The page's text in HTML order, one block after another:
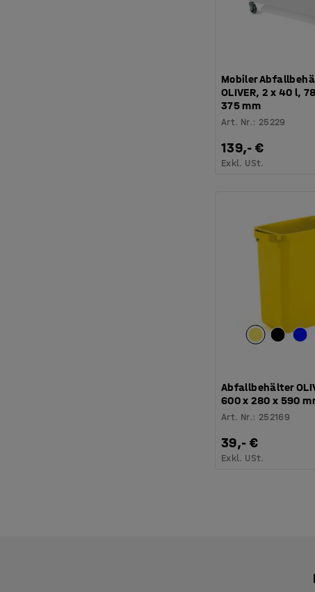
Mobiler
OLIVER, 2 x 40 l,
375 mm
Art. Nr.: 25229
139,- €
Exkl. USt.
Abfallbehälter
600 x 280 x 590
Art. Nr.: 252169
39,- €
Exkl. USt.